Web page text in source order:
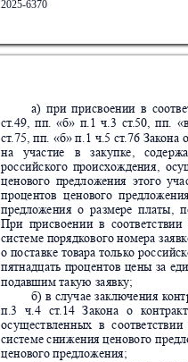
2025-6370
а) при присвоении в с
ст.49, пп. «б» п.1 ч.3 ст.50, пп.
ст.75 пп. «б» п .1 ч.5 ст.76 Закона
на
  у
частие в закупке, содержа
российского происхождения, о
ценового предложения этого уча
процентов ценового п
предложения о размере платы,
При
присвоении в соответствии
системе порядкового номера за
о поставке товара только российск
пятнадцать процентов цены за
подавшим такую заявку;
б) в случае заключения конт
п.3
ч. 4 ст.14 Закона о контра
осуществленных в соответствии
системе снижения ценового п
ценового предложения;